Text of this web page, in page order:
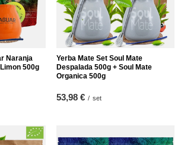
Naranja
500g
Yerba Mate Set Soul Mate
Despalada 500g + Soul Mate
Organica 500g
53,98 € / set